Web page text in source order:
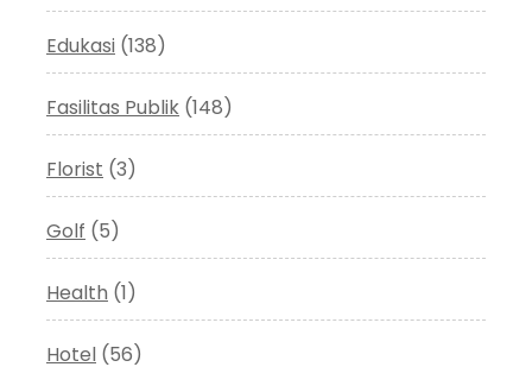
Edukasi (138)
Fasilitas Publik (148)
Florist (3)
Golf (5)
Health (1)
Hotel (56)